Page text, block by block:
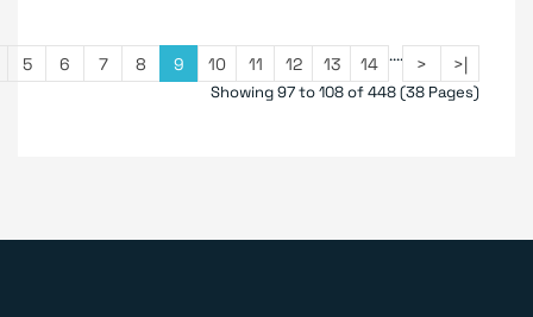
5 6 7 8 9 10 11 12 13 14 .... > >|
Showing 97 to 108 of 448 (38 Pages)